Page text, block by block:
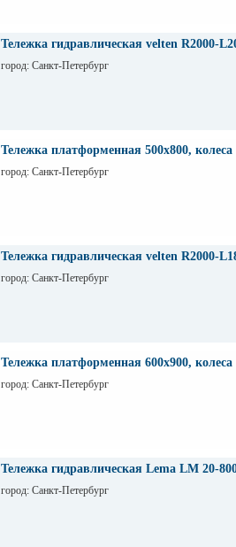
Тележка гидравлическая velten R2000-
город: Санкт-Петербург
Тележка платформенная 500х800,
город: Санкт-Петербург
Тележка гидравлическая velten R2000-
город: Санкт-Петербург
Тележка платформенная 600х900,
город: Санкт-Петербург
Тележка гидравлическая Lema LM 20-
город: Санкт-Петербург